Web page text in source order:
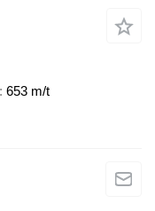
653 m/t